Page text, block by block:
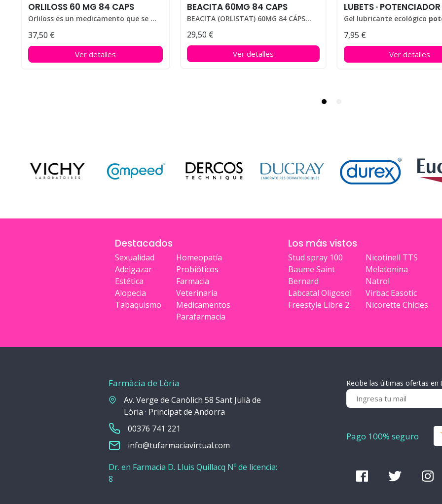
ORLILOSS 60 MG 84 CAPS
Orliloss es un medicamento que se utiliza para ayudar a perder peso en personas que padecen obesidad.
37,50 €
Ver detalles
BEACITA 60MG 84 CAPS
BEACITA (ORLISTAT) 60MG 84 CÁPSULAS
29,50 €
Ver detalles
Gel lubricante ecológico
Pack con 10 monodosis.
7,95 €
Ver detalles
Destacados
Sexualidad
Adelgazar
Estética
Alopecia
Tabaquismo
Homeopatía
Probióticos
Farmacia
Veterinaria
Medicamentos
Parafarmacia
Los más vistos
Stud spray 100
Baume Saint
Bernard
Labcatal Oligosol
Freestyle Libre 2
Nicotinell TTS
Melatonina
Natrol
Virbac Easotic
Nicorette Chicles
Farmàcia de Lòria
Av. Verge de Canòlich 58 Sant Julià de
Lòria · Principat de Andorra
00376 741 221
info@tufarmaciavirtual.com
Dr. en Farmacia D. Lluis Quillacq Nº de licencia:
8
Recibe las últimas ofertas en
Pago 100% seguro